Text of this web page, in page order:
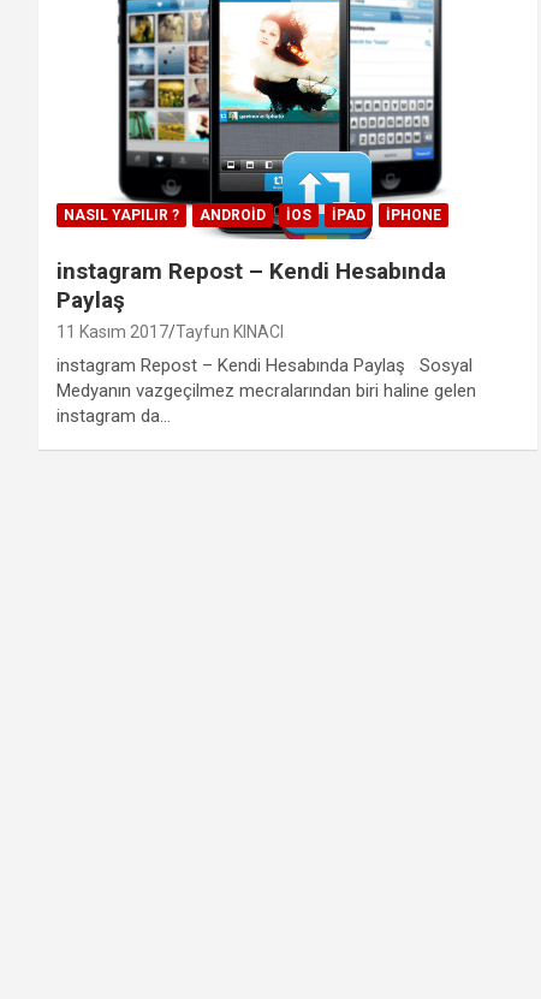
NASIL YAPILIR ? ANDROID IOS IPAD IPHONE
instagram Repost – Kendi Hesabında
Paylaş
11 Kasım 2017 Tayfun KINACI
instagram Repost – Kendi Hesabında Paylaş Sosyal
Medyanın vazgeçilmez mecralarından biri haline gelen
instagram da…